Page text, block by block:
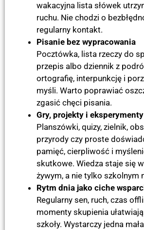
wakacyjna lista słówek
ruchu. Nie chodzi o
regularny kontakt.
Pisanie bez wypracowania
Pocztówka, lista rzeczy do
przepis albo dziennik z
ortografię, interpunkcję i
myśli. Warto poprawiać
zgasić chęci pisania.
Gry, projekty i eksperymenty
Planszówki, quizy, zielnik,
przyrody czy proste
pamięć, cierpliwość i
skutkowe. Wiedza staje się
żywym, a nie tylko szkolnym
Rytm dnia jako ciche
Regularny sen, ruch, czas
momenty skupienia
szkoły. Wystarczy jedna